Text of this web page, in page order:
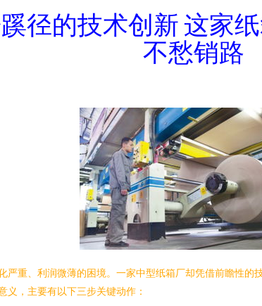
径的技术创新 这家
不愁销路
严重、利润微薄的困境。一家中型纸箱厂却凭借前瞻性
，主要有以下三步关键动作：